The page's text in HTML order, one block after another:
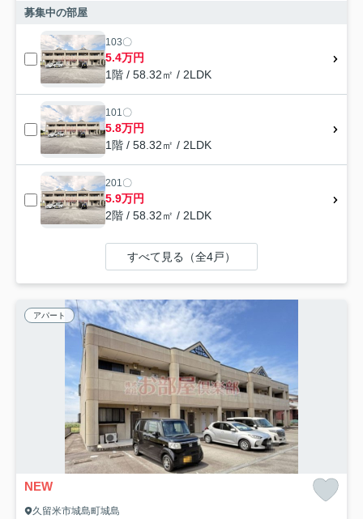
募集中の部屋
103〇
5.4万円
1階 / 58.32㎡ / 2LDK
101〇
5.8万円
1階 / 58.32㎡ / 2LDK
201〇
5.9万円
2階 / 58.32㎡ / 2LDK
すべて見る（全4戸）
アパート
NEW
久留米市城島町城島